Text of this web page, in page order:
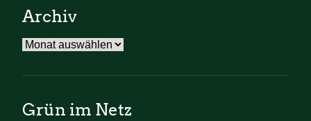
Archiv
Archiv
Grün im Netz